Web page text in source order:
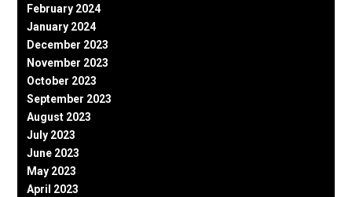
February 2024
January 2024
December 2023
November 2023
October 2023
September 2023
August 2023
July 2023
June 2023
May 2023
April 2023